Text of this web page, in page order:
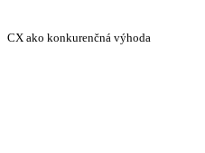
CX ako konkurenčná výhoda